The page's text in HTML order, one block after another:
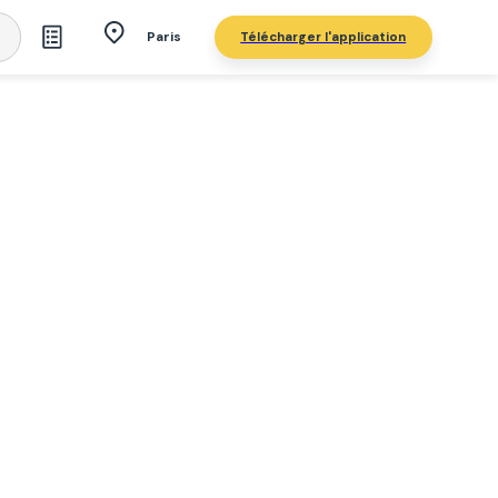
Paris Télécharger l'application